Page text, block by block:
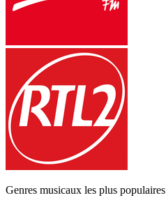
Genres musicaux les plus populaires